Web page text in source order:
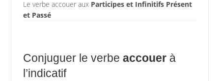
Le verbe accouer aux Participes et Infinitifs Présent
et Passé
Conjuguer le verbe accouerà
l’indicatif